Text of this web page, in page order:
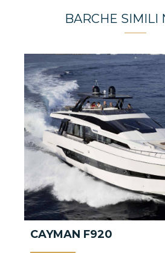
BARCHE SIMILI
CAYMAN F920